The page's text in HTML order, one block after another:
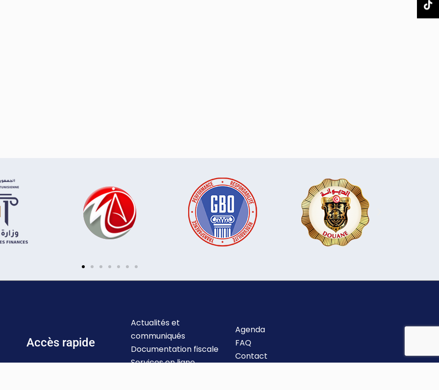
Accès rapide
Actualités et
communiqués
Documentation fiscale
Services en ligne
Agenda
FAQ
Contact